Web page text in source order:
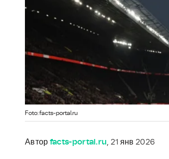
Foto: facts-portal.ru
Автор facts-portal.ru, 21 янв 2026